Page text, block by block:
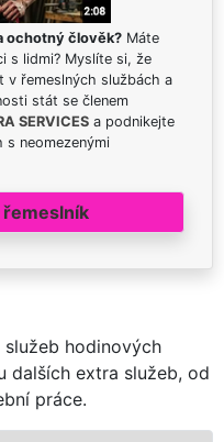
ochotný člověk? Máte
s lidmi? Myslíte si, že
v řemeslných službách a
stát se členem
SERVICES a podnikejte
s neomezenými
řemeslník
hodinových
dalších extra služeb, od
práce.